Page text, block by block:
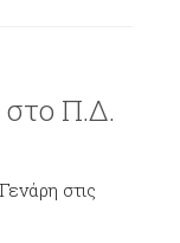
στο Π.Δ.
στις